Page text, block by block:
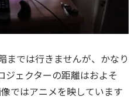
までは行きませんが、かなり
ジェクターの距離はおよそ
ではアニメを映しています